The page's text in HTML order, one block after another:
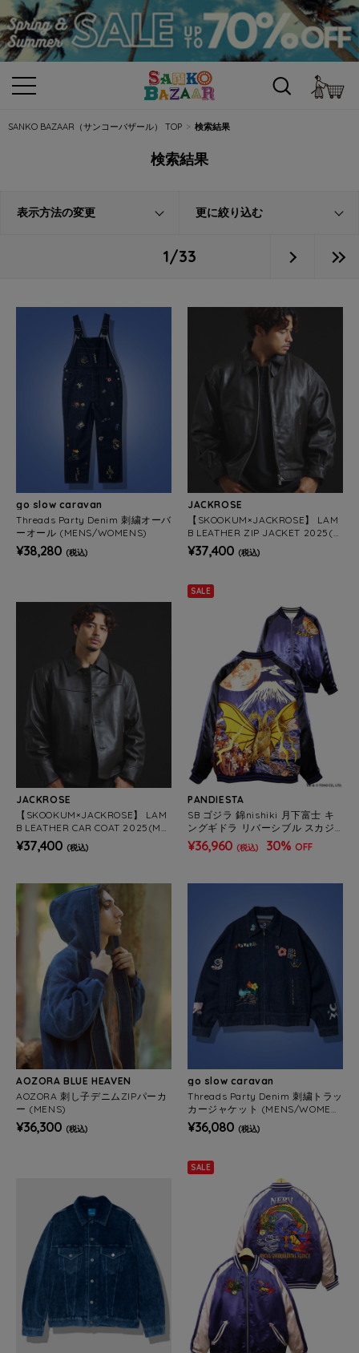
SANKO BAZAAR（サンコーバザール） TOP 検索結果
検索結果
表示方法の変更 更に絞り込む
1/33
go slow caravan
Threads Party Denim 刺繍オーバ
ーオール (MENS/WOMENS)
¥38,280 (税込)
JACKROSE
【SKOOKUM×JACKROSE】 LAM
B LEATHER ZIP JACKET 2025(M
ENS)
¥37,400 (税込)
JACKROSE
【SKOOKUM×JACKROSE】 LAM
B LEATHER CAR COAT 2025(ME
NS)
¥37,400 (税込)
SALE
PANDIESTA
SB ゴジラ 錦nishiki 月下富士 キ
ングギドラ リバーシブル スカジ
ャン ネイビー(564364 MENS)
¥36,960 (税込) 30% OFF
AOZORA BLUE HEAVEN
AOZORA 刺し子デニムZIPパーカ
ー (MENS)
¥36,300 (税込)
go slow caravan
Threads Party Denim 刺繍トラッ
カージャケット (MENS/WOMEN
S)
¥36,080 (税込)
SALE